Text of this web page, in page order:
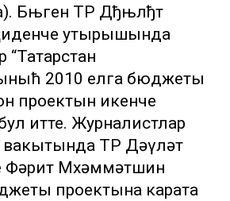
Бњген ТР Дђњлђт
утырышында
2010 елга бюджеты
проектын икенче
итте. Журналистлар
вакытында ТР Дәүләт
Фәрит Мөхәммәтшин
проектына карата